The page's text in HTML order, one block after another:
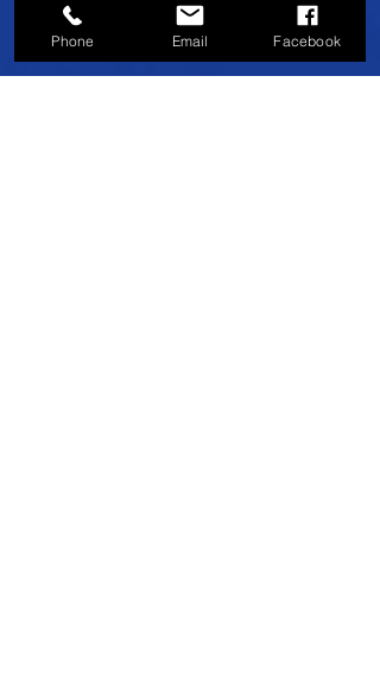
Phone Email Facebook